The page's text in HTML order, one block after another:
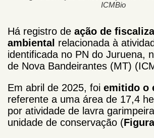
ICMBio
Há registro de ação de
ambiental relacionada à
identificada no PN do Juruena,
de Nova Bandeirantes (MT)
Em abril de 2025, foi emitido o
referente a uma área de 17,4
por atividade de lavra
unidade de conservação (